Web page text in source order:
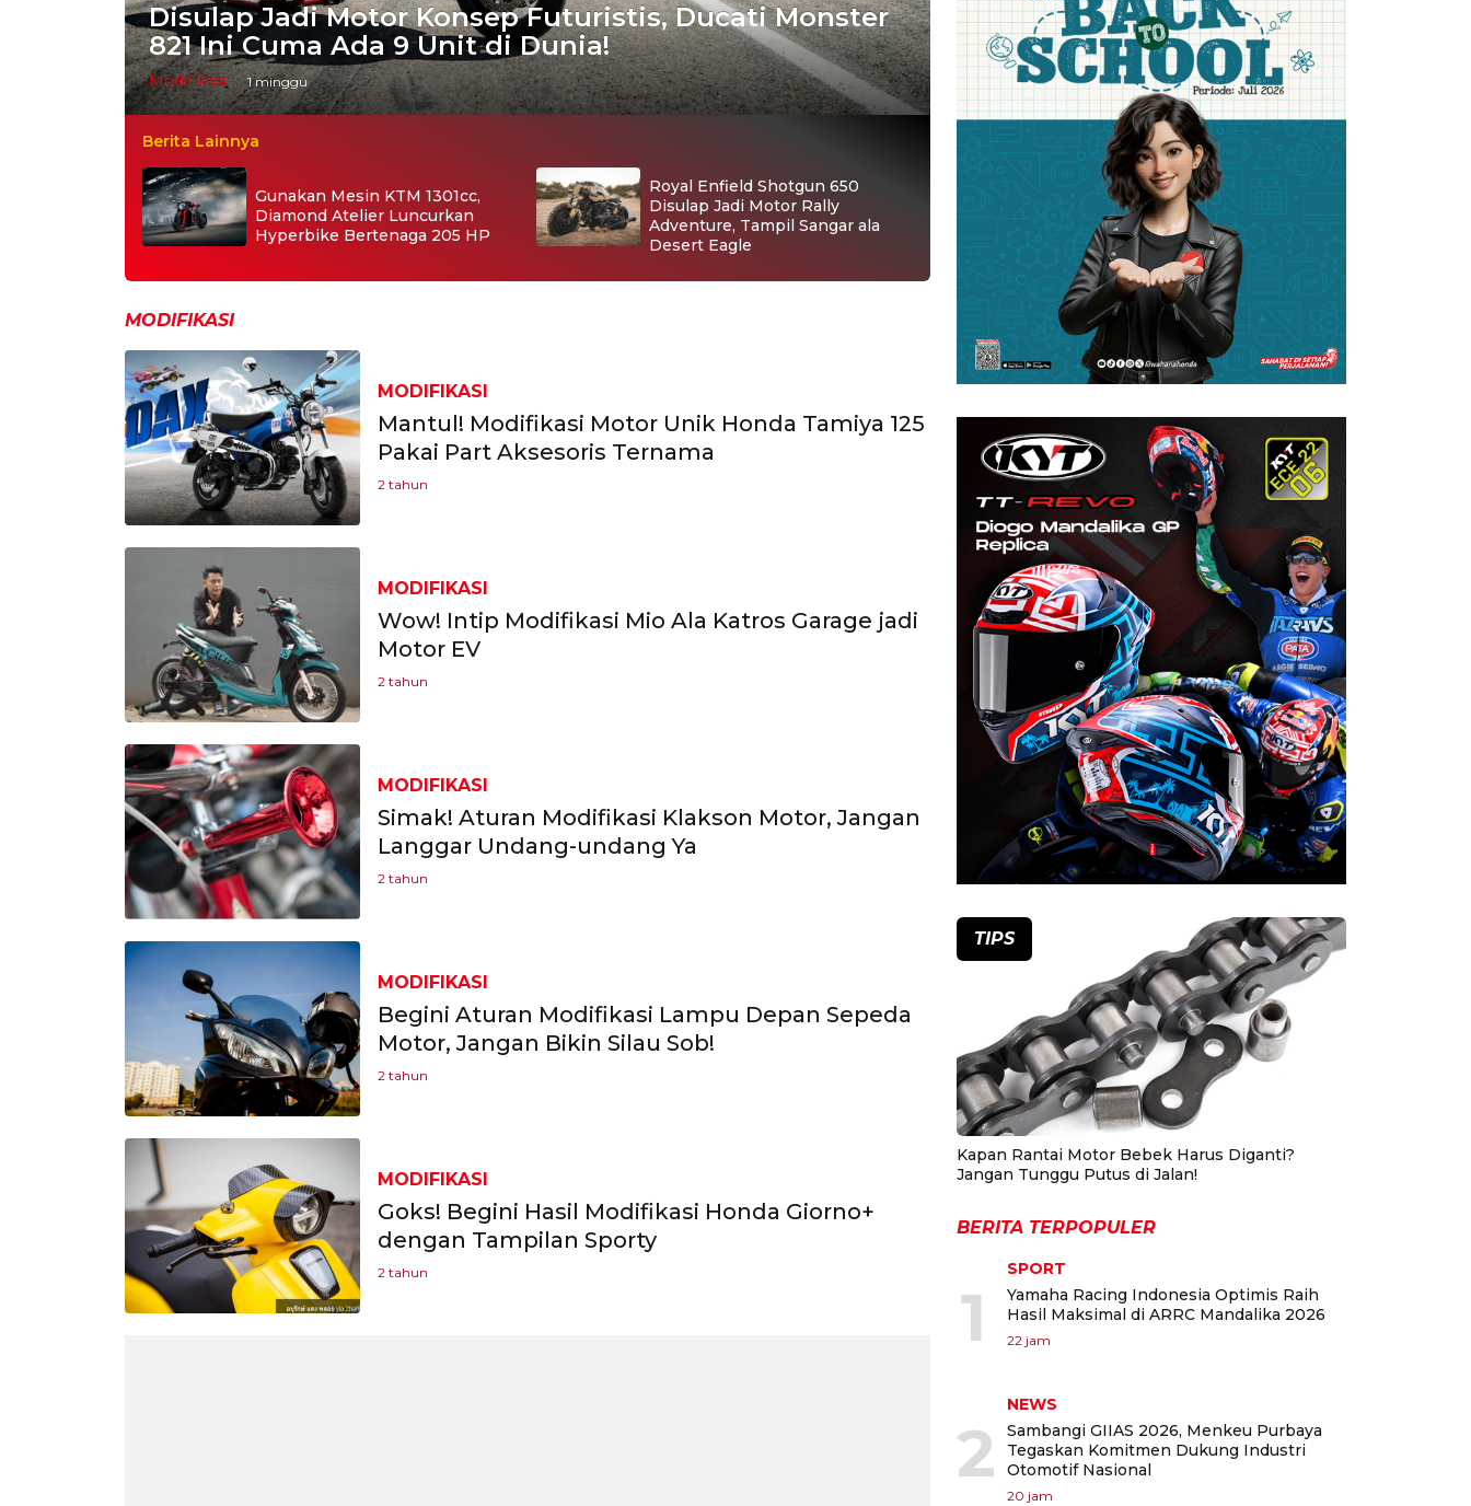
Disulap Jadi Motor Konsep Futuristis, Ducati Monster
821 Ini Cuma Ada 9 Unit di Dunia!
Modifikasi 1 minggu
Berita Lainnya
Gunakan Mesin KTM 1301cc,
Diamond Atelier Luncurkan
Hyperbike Bertenaga 205 HP
Royal Enfield Shotgun 650
Disulap Jadi Motor Rally
Adventure, Tampil Sangar ala
Desert Eagle
MODIFIKASI
MODIFIKASI
Mantul! Modifikasi Motor Unik Honda Tamiya 125
Pakai Part Aksesoris Ternama
2 tahun
MODIFIKASI
Wow! Intip Modifikasi Mio Ala Katros Garage jadi
Motor EV
2 tahun
MODIFIKASI
Simak! Aturan Modifikasi Klakson Motor, Jangan
Langgar Undang-undang Ya
2 tahun
MODIFIKASI
Begini Aturan Modifikasi Lampu Depan Sepeda
Motor, Jangan Bikin Silau Sob!
2 tahun
MODIFIKASI
Goks! Begini Hasil Modifikasi Honda Giorno+
dengan Tampilan Sporty
2 tahun
TIPS
Kapan Rantai Motor Bebek Harus Diganti?
Jangan Tunggu Putus di Jalan!
BERITA TERPOPULER
1
SPORT
Yamaha Racing Indonesia Optimis Raih
Hasil Maksimal di ARRC Mandalika 2026
22 jam
2
NEWS
Sambangi GIIAS 2026, Menkeu Purbaya
Tegaskan Komitmen Dukung Industri
Otomotif Nasional
20 jam